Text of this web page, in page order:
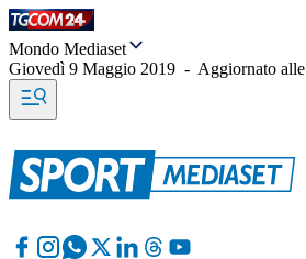
Mondo Mediaset
Giovedì 9 Maggio 2019 - Aggiornato alle